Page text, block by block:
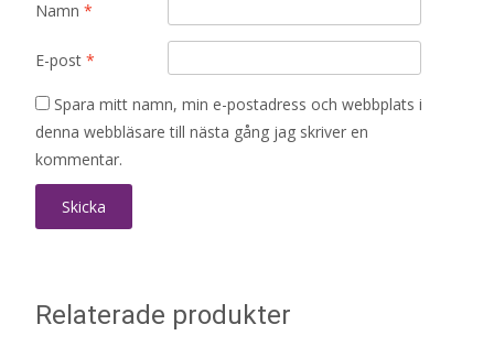
Namn *
E-post *
Spara mitt namn, min e-postadress och webbplats i
denna webbläsare till nästa gång jag skriver en
kommentar.
Relaterade produkter